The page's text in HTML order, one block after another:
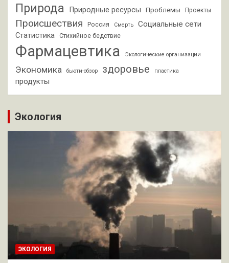
Природа Природные ресурсы Проблемы Проекты
Происшествия Россия Смерть Социальные сети
Статистика Стихийное бедствие
Фармацевтика Экологические организации
Экономика бьюти-обзор здоровье пластика
продукты
Экология
ЭКОЛОГИЯ